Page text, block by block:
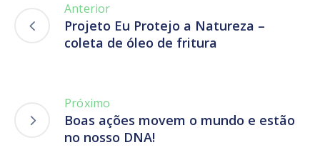
Anterior
Projeto Eu Protejo a Natureza –
coleta de óleo de fritura
Próximo
Boas ações movem o mundo e estão
no nosso DNA!